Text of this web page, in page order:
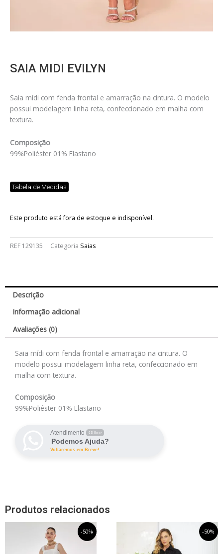
SAIA MIDI EVILYN
Saia mídi com fenda frontal e amarração na cintura. O modelo
possui modelagem linha reta, confeccionado em malha com
textura.
Composição
99%Poliéster 01% Elastano
Tabela de Medidas
Este produto está fora de estoque e indisponível.
REF 129135 Categoria Saias
Descrição
Informação adicional
Avaliações (0)
Saia mídi com fenda frontal e amarração na cintura. O
modelo possui modelagem linha reta, confeccionado em
malha com textura.
Composição
99%Poliéster 01% Elastano
Atendimento Offline
Podemos Ajuda?
Voltaremos em Breve!
Produtos relacionados
-50%
O
preço
original
era:
O
preço
atual
Este
produto
-50%
preço
original
era:
preço
atual
Este
produto